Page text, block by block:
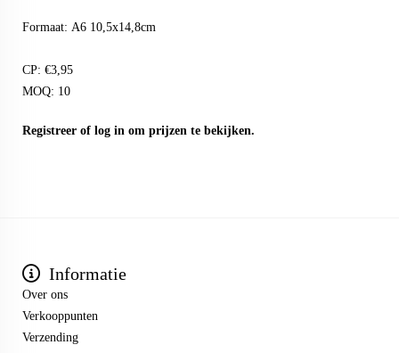
Formaat: A6 10,5x14,8cm
CP: €3,95
MOQ: 10
Registreer of log in om prijzen te bekijken.
Informatie
Over ons
Verkooppunten
Verzending